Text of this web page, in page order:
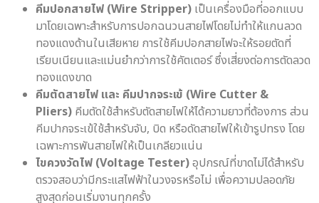
คีมปอกสายไฟ (Wire Stripper) เป็นเครื่องมือที่ออกแบบ
มาโดยเฉพาะสำหรับการปอกฉนวนสายไฟโดยไม่ทำให้แกนลวด
ทองแดงด้านในเสียหาย การใช้คีมปอกสายไฟจะให้รอยตัดที่
เรียบเนียนและแม่นยำกว่าการใช้คัตเตอร์ ซึ่งเสี่ยงต่อการตัดลวด
ทองแดงขาด
คีมตัดสายไฟ และ คีมปากจระเข้ (Wire Cutter &
Pliers) คีมตัดใช้สำหรับตัดสายไฟให้ได้ความยาวที่ต้องการ ส่วน
คีมปากจระเข้ใช้สำหรับจับ, บิด หรือดัดสายไฟให้เข้ารูปทรง โดย
เฉพาะการพันสายไฟให้เป็นเกลียวแน่น
ไขควงวัดไฟ (Voltage Tester)อุปกรณ์ที่ขาดไม่ได้สำหรับ
ตรวจสอบว่ามีกระแสไฟฟ้าในวงจรหรือไม่ เพื่อความปลอดภัย
สูงสุดก่อนเริ่มงานทุกครั้ง